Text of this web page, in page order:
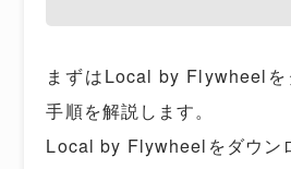
まずはLocal by Flywheelを
手順を解説します。
Local by Flywheelをダウン